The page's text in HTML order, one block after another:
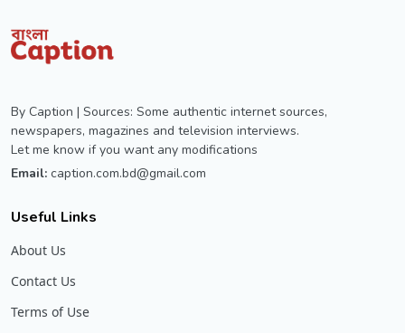
By Caption | Sources: Some authentic internet sources,
newspapers, magazines and television interviews.
Let me know if you want any modifications
Email: caption.com.bd@gmail.com
Useful Links
About Us
Contact Us
Terms of Use